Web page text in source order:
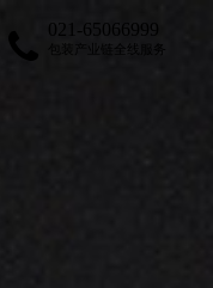
021-65066999
包装产业链全线服务